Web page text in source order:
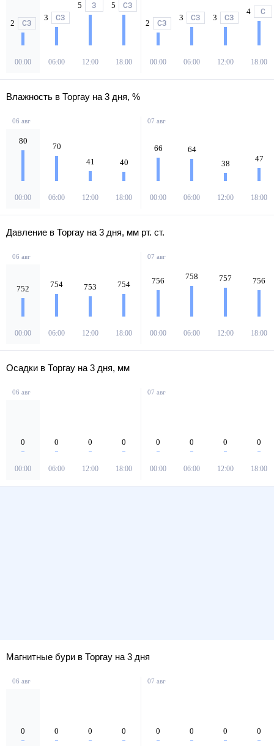
2 СЗ
00:00
3 СЗ
06:00
5 З
12:00
5 СЗ
18:00
2 СЗ
00:00
3 СЗ
06:00
3 СЗ
12:00
4 С
18:00
Влажность в Торгау на 3 дня, %
06 авг
80
00:00
70
06:00
41
12:00
40
18:00
07 авг
66
00:00
64
06:00
38
12:00
47
18:00
Давление в Торгау на 3 дня, мм рт. ст.
06 авг
752
00:00
754
06:00
753
12:00
754
18:00
07 авг
756
00:00
758
06:00
757
12:00
756
18:00
Осадки в Торгау на 3 дня, мм
06 авг
0
00:00
0
06:00
0
12:00
0
18:00
07 авг
0
00:00
0
06:00
0
12:00
0
18:00
Магнитные бури в Торгау на 3 дня
06 авг
0 0 0 0
07 авг
0 0 0 0